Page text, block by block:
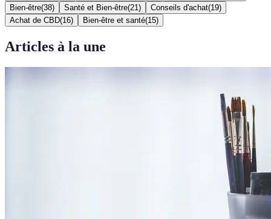
Bien-être(38) Santé et Bien-être(21 ) Conseils d'achat(19)
Achat de CBD(16) Bien-être et santé(15)
Articles à la une